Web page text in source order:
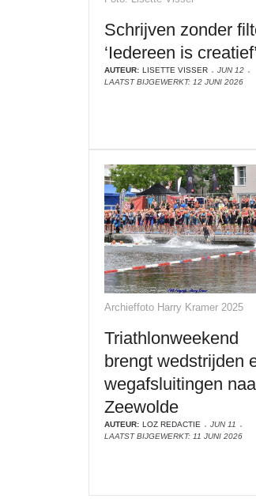
Schrijven zonder
‘Iedereen is creatief’
AUTEUR: LISETTE VISSER
JUN 12
LAATST BIJGEWERKT: 12 JUNI 2026
Archieffoto Harry Kramer 2025
Triathlonweekend
brengt wedstrijden
wegafsluitingen
Zeewolde
AUTEUR: LOZ REDACTIE
JUN 11
LAATST BIJGEWERKT: 11 JUNI 2026